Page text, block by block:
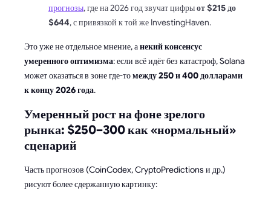
прогнозы, где на 2026 год звучат цифрыот $215 до
$644, с привязкой к той же InvestingHaven.
Это уже не отдельное мнение, анекий консенсус
умеренного оптимизма: если всё идёт без катастроф, Solana
может оказаться в зоне где-томежду 250 и 400 долларами
к концу 2026 года.
Умеренный рост на фоне зрелого
рынка: $250–300 как «нормальный»
сценарий
Часть прогнозов (CoinCodex, CryptoPredictions и др.)
рисуют более сдержанную картинку: